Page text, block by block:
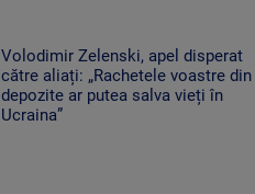
Volodimir Zelenski, apel disperat
către aliați: „Rachetele voastre din
depozite ar putea salva vieți în
Ucraina”